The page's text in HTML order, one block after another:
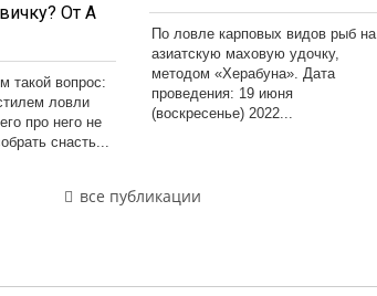
От А
такой вопрос:
ловли
про него не
снасть...
По ловле карповых видов рыб на
азиатскую маховую удочку,
методом «Херабуна». Дата
проведения: 19 июня
(воскресенье) 2022...
все публикации